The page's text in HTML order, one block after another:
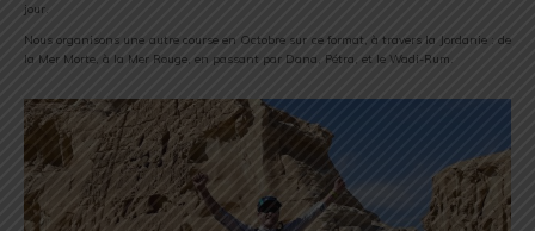
jour.
Nous organisons une autre course en Octobre sur ce format, à travers la Jordanie : de
la Mer Morte, à la Mer Rouge, en passant par Dana, Pétra, et le Wadi-Rum.